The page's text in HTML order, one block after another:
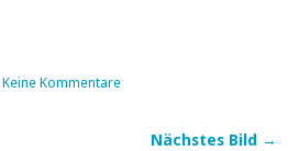
Keine Kommentare
Nächstes Bild →